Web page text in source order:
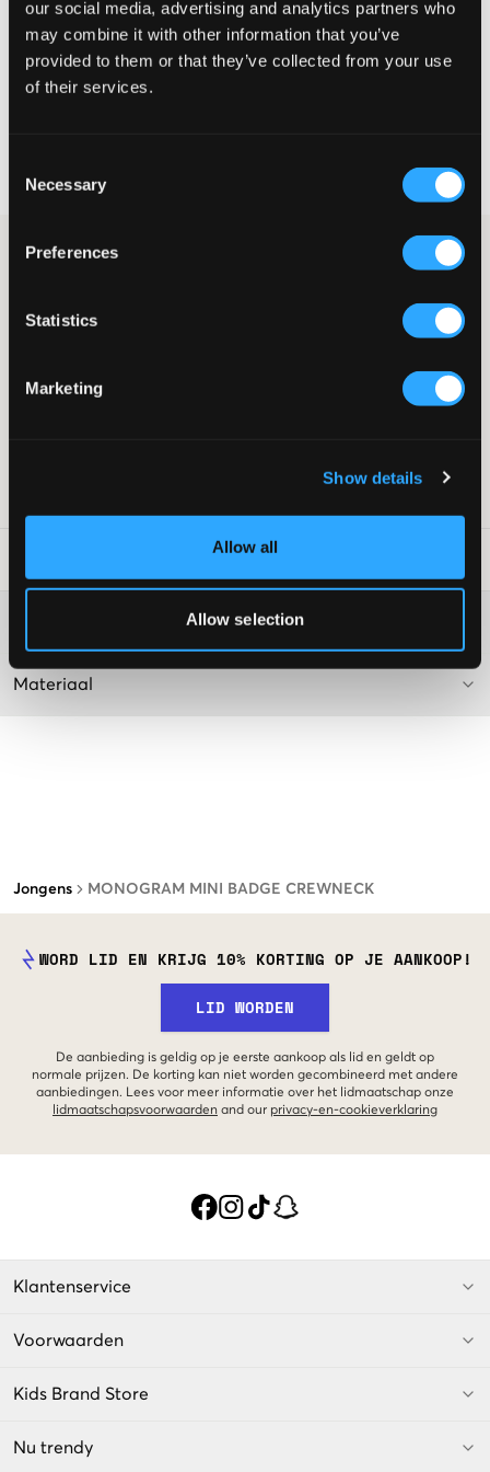
our social media, advertising and analytics partners who
may combine it with other information that you’ve
provided to them or that they’ve collected from your use
of their services.
Selection
Necessary
Preferences
Statistics
Marketing
Show details
Allow all
Allow selection
Jongens MONOGRAM MINI BADGE CREWNECK
MAATTABEL
KIES EEN MAAT
Recht op herroeping binnen 60 dagen
Zwart sweatshirt van Calvin Klein. Het sweatshirt heeft een
ronde hals en een normale pasvorm. Het logo van het merk is
borst. Dit sweatshirt heeft een eenvoudig en tijdloos design.
Normale pasvorm
Materiaal
WORD LID EN KRIJG 10% KORTING OP JE AANKOOP!
LID WORDEN
De aanbieding is geldig op je eerste aankoop als lid en geldt op
normale prijzen. De korting kan niet worden gecombineerd met andere
aanbiedingen. Lees voor meer informatie over het lidmaatschap onze
lidmaatschapsvoorwaarden and our privacy-en-cookieverklaring
Klantenservice
Voorwaarden
Kids Brand Store
Nu trendy